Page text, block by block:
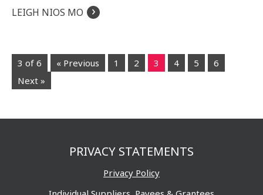
LEIGH NIOS MO ›
3 of 6 « Previous 1 2 3 4 5
6
Next »
PRIVACY STATEMENTS
Privacy Policy